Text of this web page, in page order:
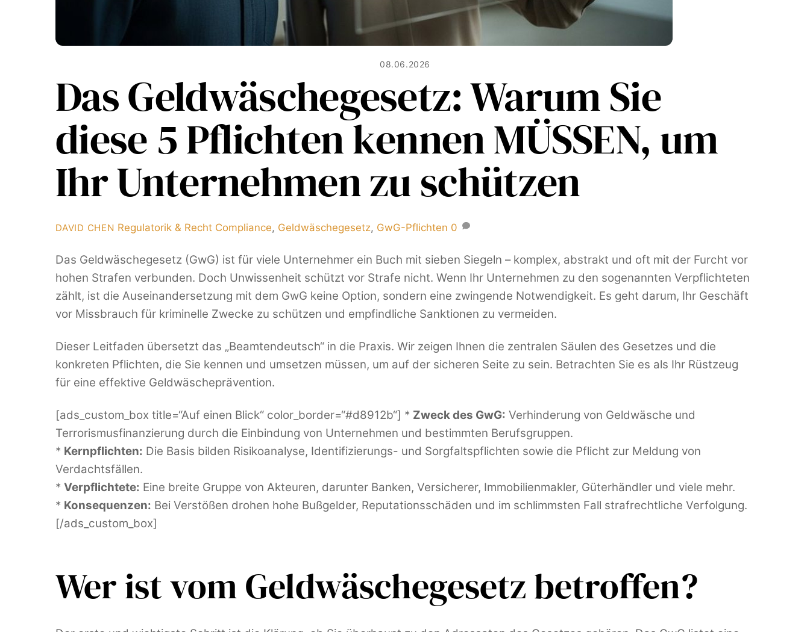
08.06.2026
Das Geldwäschegesetz: Warum Sie
diese 5 Pflichten kennen MÜSSEN, um
Ihr Unternehmen zu schützen
DAVID CHEN Regulatorik & Recht Compliance, Geldwäschegesetz, GwG-Pflichten 0
Das Geldwäschegesetz (GwG) ist für viele Unternehmer ein Buch mit sieben Siegeln – komplex, abstrakt und oft mit der Furcht vor
hohen Strafen verbunden. Doch Unwissenheit schützt vor Strafe nicht. Wenn Ihr Unternehmen zu den sogenannten Verpflichteten
zählt, ist die Auseinandersetzung mit dem GwG keine Option, sondern eine zwingende Notwendigkeit. Es geht darum, Ihr Geschäft
vor Missbrauch für kriminelle Zwecke zu schützen und empfindliche Sanktionen zu vermeiden.
Dieser Leitfaden übersetzt das „Beamtendeutsch“ in die Praxis. Wir zeigen Ihnen die zentralen Säulen des Gesetzes und die
konkreten Pflichten, die Sie kennen und umsetzen müssen, um auf der sicheren Seite zu sein. Betrachten Sie es als Ihr Rüstzeug
für eine effektive Geldwäscheprävention.
[ads_custom_box title=“Auf einen Blick“ color_border=“#d8912b“] * Zweck des GwG: Verhinderung von Geldwäsche und
Terrorismusfinanzierung durch die Einbindung von Unternehmen und bestimmten Berufsgruppen.
* Kernpflichten: Die Basis bilden Risikoanalyse, Identifizierungs- und Sorgfaltspflichten sowie die Pflicht zur Meldung von
Verdachtsfällen.
* Verpflichtete: Eine breite Gruppe von Akteuren, darunter Banken, Versicherer, Immobilienmakler, Güterhändler und viele mehr.
* Konsequenzen: Bei Verstößen drohen hohe Bußgelder, Reputationsschäden und im schlimmsten Fall strafrechtliche Verfolgung.
[/ads_custom_box]
Wer ist vom Geldwäschegesetz betroffen?